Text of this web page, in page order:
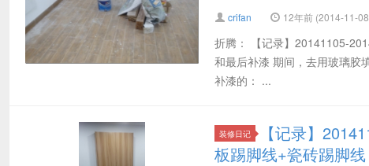
crifan 12年前 (2014-11-
折腾： 【记录】20141105-
和最后补漆 期间，去用玻璃胶
补漆的： ...
装修日记
【记录】
板踢脚线+瓷砖踢脚